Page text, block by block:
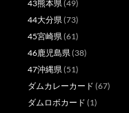
43熊本県(49)
44大分県(73)
45宮崎県(61)
46鹿児島県(38)
47沖縄県(51)
ダムカレーカード (67)
ダムロボカード (1)